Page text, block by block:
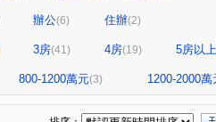
辦公(6) 住辦(2)
3房(41) 4房(19) 5房以上
800-1200萬元(3) 1200-2000萬